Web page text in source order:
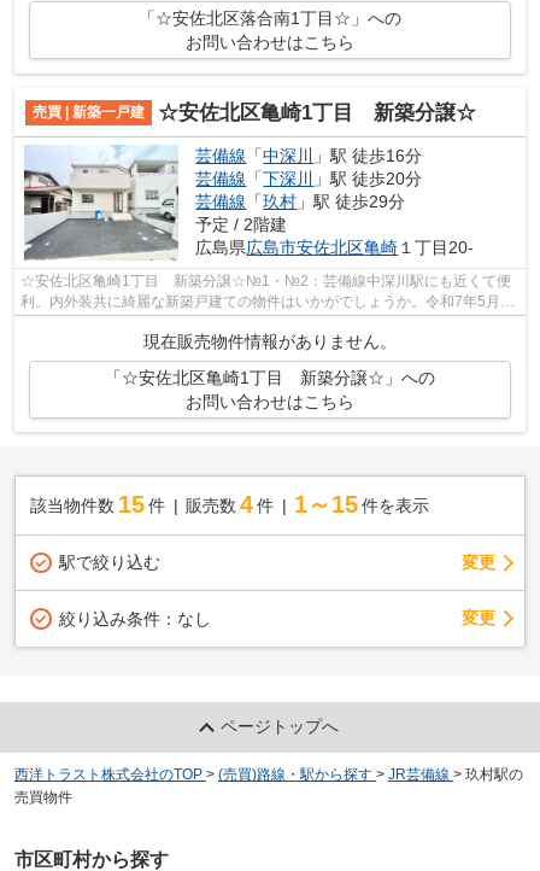
「☆安佐北区落合南1丁目☆」への
お問い合わせはこちら
売買 | 新築一戸建 ☆安佐北区亀崎1丁目 新築分譲☆
芸備線 「中深川
」駅 徒歩16分
芸備線 「下深川
」駅 徒歩20分
芸備線 「玖村 」駅 徒歩29分
予定 / 2階建
広島県広島市安佐北区亀崎 １丁目20-
☆安佐北区亀崎1丁目 新築分譲☆№1・№2：芸備線中深川駅にも近くて便
利。内外装共に綺麗な新築戸建ての物件はいかがでしょうか。令和7年5月完
成の新築物件。令和7年5月築のコチラの物件...
現在販売物件情報がありません。
「☆安佐北区亀崎1丁目 新築分譲☆」への
お問い合わせはこちら
該当物件数 15件 販売数 4 件 1～15 件を表示
駅で絞り込む 変更
絞り込み条件： なし 変更
ページトップへ
西洋トラスト株式会社のTOP > (売買)路線・駅から探す > JR芸備線 > 玖村駅の
売買物件
市区町村から探す